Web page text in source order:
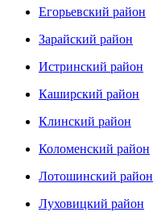
Егорьевский район
Зарайский район
Истринский район
Каширский район
Клинский район
Коломенский район
Лотошинский район
Луховицкий район